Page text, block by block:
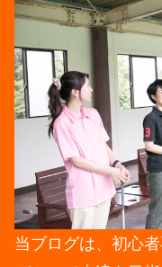
当ブログは、初心